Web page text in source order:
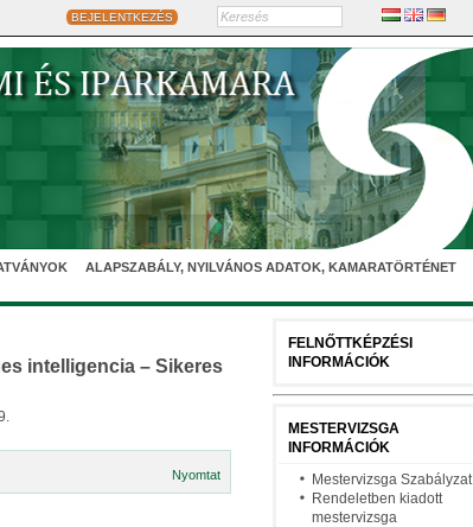
BEJELENTKEZÉS
ALAPSZABÁLY, NYILVÁNOS ADATOK, KAMARATÖRTÉNET
intelligencia – Sikeres
Nyomtat
FELNŐTTKÉPZÉSI
INFORMÁCIÓK
MESTERVIZSGA
INFORMÁCIÓK
Mestervizsga Szabályzat
Rendeletben kiadott
mestervizsga